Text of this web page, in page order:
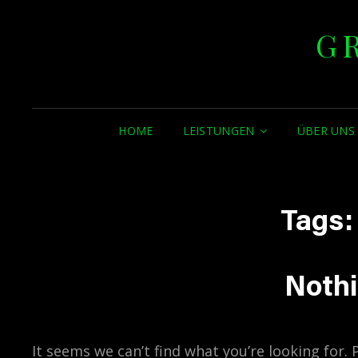
HOME LEISTUNGEN ÜBER UNS
Tags:
It seems we can’t find what you’re looking for.